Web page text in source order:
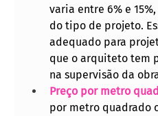
varia entre 6% e
do tipo de projeto.
adequado para
que o arquiteto tem
na supervisão da
Preço por metro
por metro quadrado